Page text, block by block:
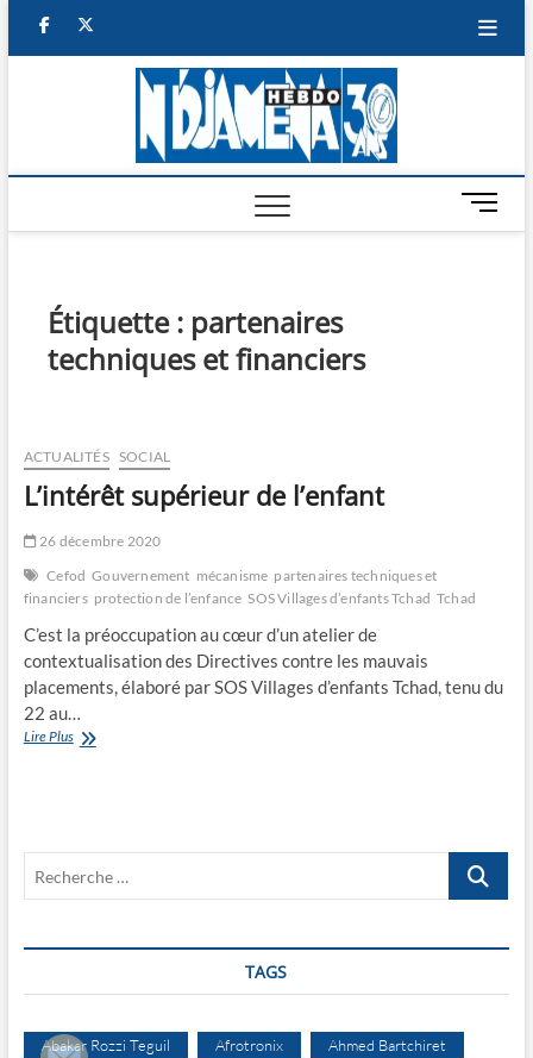
facebook
M
e
Étiquette : partenaires
techniques et financiers
ACTUALITÉS SOCIAL
L’intérêt supérieur de l’enfant
26 décembre 2020
Cefod Gouvernement mécanisme partenaires techniques et
financiers protection de l’enfance SOS Villages d’enfants Tchad Tchad
C’est la préoccupation au cœur d’un atelier de
contextualisation des Directives contre les mauvais
placements, élaboré par SOS Villages d’enfants Tchad, tenu du
22 au…
Lire PlusL’intérêt
Recherche
TAGS
Abakar Rozzi Teguil Afrotronix Ahmed Bartchiret